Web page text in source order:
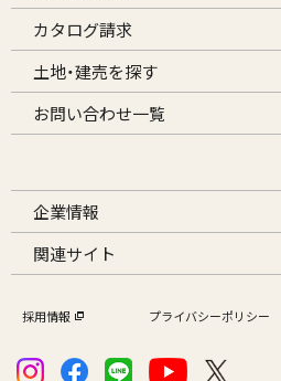
カタログ請求
土地・建売を探す
お問い合わせ一覧
企業情報
関連サイト
採用情報 プライバシーポリシー